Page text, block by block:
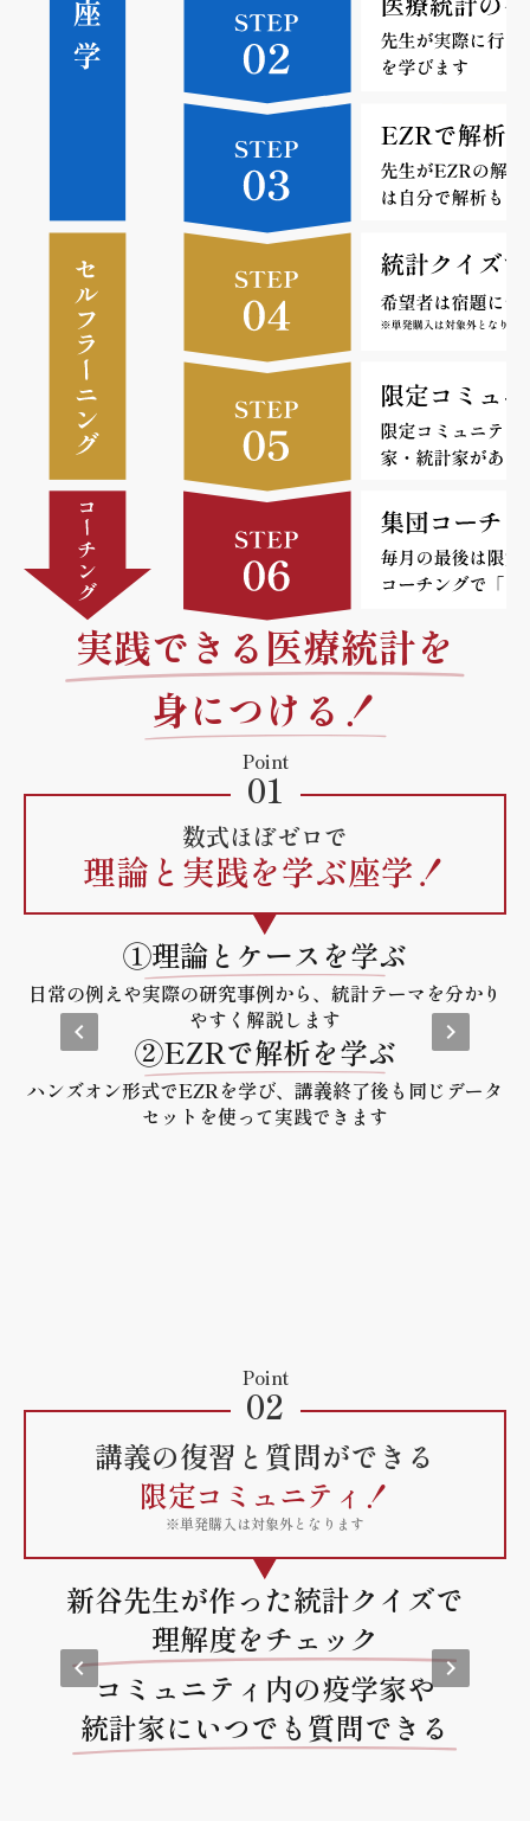
実践できる医療統計を
身につける！
Point
01
数式ほぼゼロで
理論と実践を学ぶ座学！
①理論とケースを学ぶ
日常の例えや実際の研究事例から、統計テーマを分かり
やすく解説します
keyboard_arrow_left keyboard_arrow_right
②EZRで解析を学ぶ
ハンズオン形式でEZRを学び、講義終了後も同じデータ
セットを使って実践できます
Point
02
講義の復習と質問ができる
限定コミュニティ！
※単発購入は対象外となります
新谷先生が作った統計クイズで
理解度をチェック
keyboard_arrow_left keyboard_arrow_right
コミュニティ内の疫学家や
統計家にいつでも質問できる